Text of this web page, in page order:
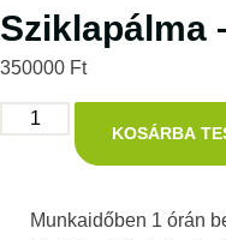
Sziklapálma
350000 Ft
KOSÁRBA
Munkaidőben 1 órán